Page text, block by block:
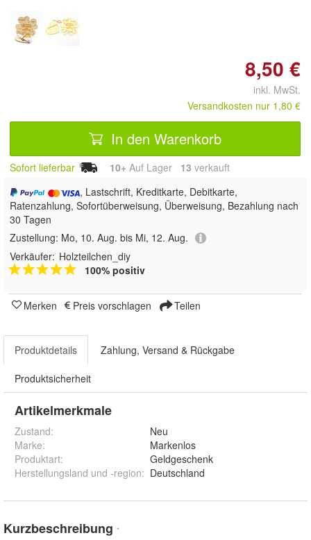
8,50 €
inkl. MwSt.
Versandkosten nur 1,80 €
In den Warenkorb
Sofort lieferbar 10+ Auf Lager 13 verkauft
, Lastschrift, Kreditkarte, Debitkarte,
Ratenzahlung, Sofortüberweisung, Überweisung, Bezahlung nach
30 Tagen
Zustellung: Mo, 10. Aug. bis Mi, 12. Aug.
Verkäufer: Holzteilchen_diy
100% positiv
Merken Preis vorschlagen Teilen
Produktdetails Zahlung, Versand & Rückgabe
Produktsicherheit
Artikelmerkmale
Zustand:
Neu
Marke:
Markenlos
Produktart:
Geldgeschenk
Herstellungsland und -region: Deutschland
Kurzbeschreibung *